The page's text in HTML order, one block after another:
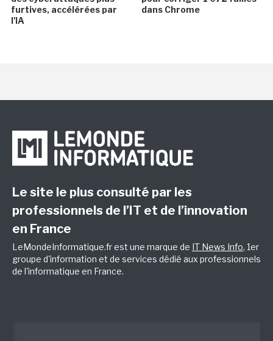
furtives, accélérées par
l'IA
dans Chrome
Le site le plus consulté par les
professionnels de l’IT et de l’innovation
en France
LeMondeInformatique.fr est une marque de IT News Info, 1er
groupe d'information et de services dédié aux professionnels
de l'informatique en France.